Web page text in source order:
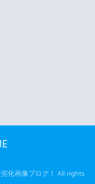
化画像ブログ！ All rights